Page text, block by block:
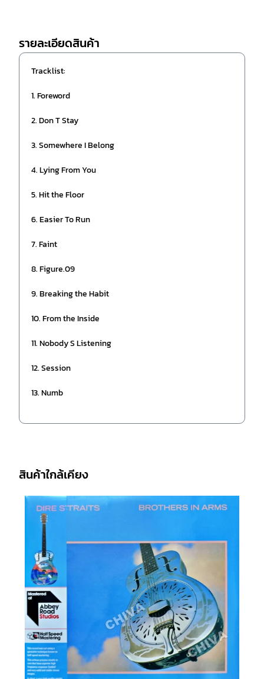
รายละเอียดสินค้า
Tracklist:
1. Foreword
2. Don T Stay
3. Somewhere I Belong
4. Lying From You
5. Hit the Floor
6. Easier To Run
7. Faint
8. Figure.09
9. Breaking the Habit
10. From the Inside
11. Nobody S Listening
12. Session
13. Numb
สินค้าใกล้เคียง